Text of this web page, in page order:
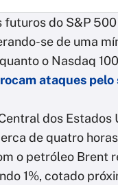
futuros do S&P
se de uma
o Nasdaq
ataques
dos Estados
de quatro
o petróleo Brent
1%, cotado